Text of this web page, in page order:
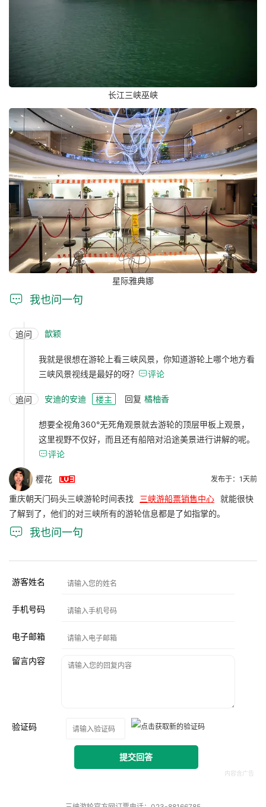
长江三峡巫峡
星际雅典娜
 我也问一句
追问 歆颖
我就是很想在游轮上看三峡风景，你知道游轮上哪个地方看
三峡风景视线是最好的呀？ 评论
追问 安迪的安迪 楼主 回复 橘柚香
想要全视角360°无死角观景就去游轮的顶层甲板上观景，
这里视野不仅好，而且还有船陪对沿途美景进行讲解的呢。
评论
樱花  发布于：1天前
重庆朝天门码头三峡游轮时间表找 三峡游船票销售中心 就能很快
了解到了，他们的对三峡所有的游轮信息都是了如指掌的。
 我也问一句
游客姓名
手机号码
电子邮箱
留言内容
验证码
提交回答